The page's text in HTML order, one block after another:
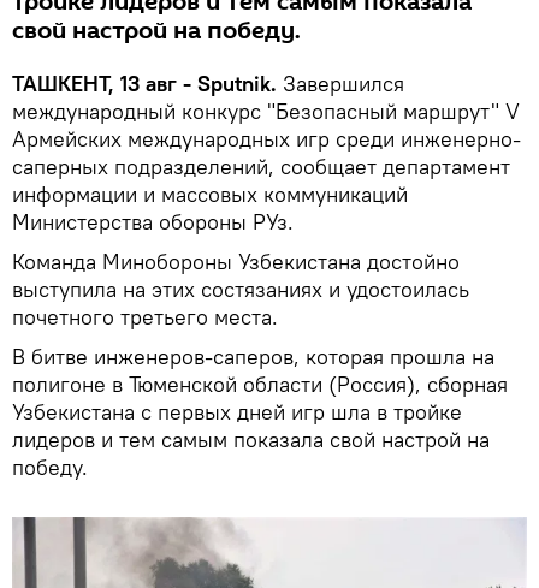
свой настрой на победу.
ТАШКЕНТ, 13 авг - Sputnik. Завершился
международный конкурс "Безопасный маршрут" V
Армейских международных игр среди инженерно-
саперных подразделений, сообщает департамент
информации и массовых коммуникаций
Министерства обороны РУз.
Команда Минобороны Узбекистана достойно
выступила на этих состязаниях и удостоилась
почетного третьего места.
В битве инженеров-саперов, которая прошла на
полигоне в Тюменской области (Россия), сборная
Узбекистана с первых дней игр шла в тройке
лидеров и тем самым показала свой настрой на
победу.